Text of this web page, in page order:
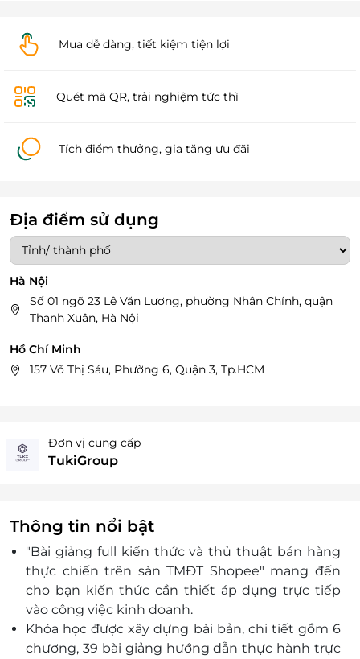
Mua dễ dàng, tiết kiệm tiện lợi
Quét mã QR, trải nghiệm tức thì
Tích điểm thưởng, gia tăng ưu đãi
Địa điểm sử dụng
Hà Nội
Số 01 ngõ 23 Lê Văn Lương, phường Nhân Chính, quận
Thanh Xuân, Hà Nội
Hồ Chí Minh
157 Võ Thị Sáu, Phường 6, Quận 3, Tp.HCM
Đơn vị cung cấp
TukiGroup
Thông tin nổi bật
"Bài giảng full kiến thức và thủ thuật bán hàng
thực chiến trên sàn TMĐT Shopee" mang đến
cho bạn kiến thức cần thiết áp dụng trực tiếp
vào công việc kinh doanh.
Khóa học được xây dựng bài bản, chi tiết gồm 6
chương, 39 bài giảng hướng dẫn thực hành trực